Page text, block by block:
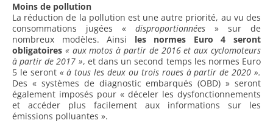
Moins de pollution
La réduction de la pollution est une autre priorité, au vu des
consommations jugées « disproportionnées » sur de
nombreux modèles. Ainsi les normes Euro 4 seront
obligatoires « aux motos à partir de 2016 et aux cyclomoteurs
à partir de 2017 », et dans un second temps les normes Euro
5 le seront« à tous les deux ou trois roues à partir de 2020 ».
Des « systèmes de diagnostic embarqués (OBD) » seront
également imposés pour « déceler les dysfonctionnements
et accéder plus facilement aux informations sur les
émissions polluantes ».